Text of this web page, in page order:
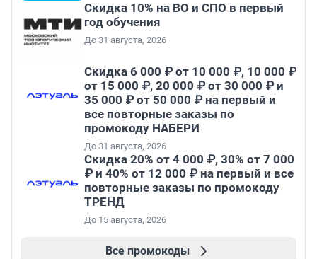
Скидка 10% на ВО и СПО в первый
год обучения
До 31 августа, 2026
Скидка 6 000 ₽ от 10 000 ₽, 10 000 ₽
от 15 000 ₽, 20 000 ₽ от 30 000 ₽ и
35 000 ₽ от 50 000 ₽ на первый и
все повторные заказы по
промокоду НАБЕРИ
До 31 августа, 2026
Скидка 20% от 4 000 ₽, 30% от 7 000
₽ и 40% от 12 000 ₽ на первый и все
повторные заказы по промокоду
ТРЕНД
До 15 августа, 2026
Все промокоды